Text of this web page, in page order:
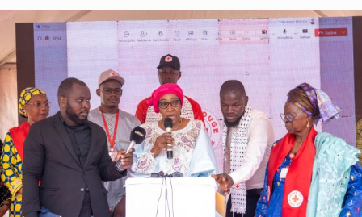
malienne
engage